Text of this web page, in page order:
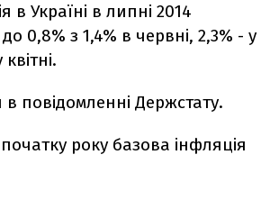
в Україні в липні 2014
0,8% з 1,4% в червні, 2,3% - у
повідомленні Держстату.
року базова інфляція